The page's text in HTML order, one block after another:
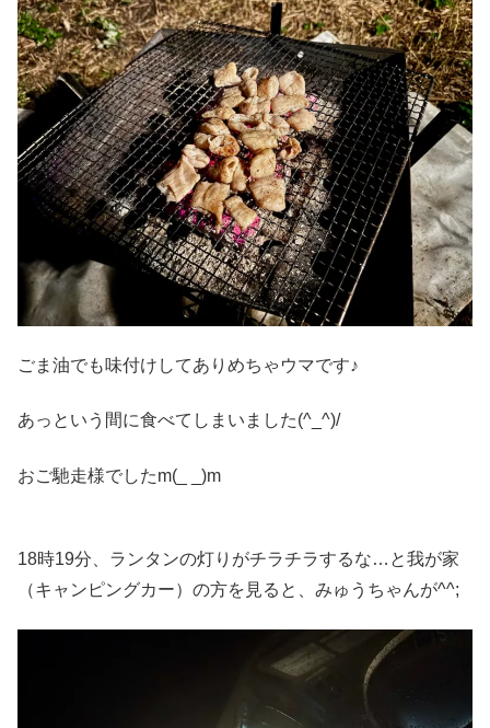
ごま油でも味付けしてありめちゃウマです♪
あっという間に食べてしまいました(^_^)/
おご馳走様でしたm(_ _)m
18時19分、ランタンの灯りがチラチラするな…と我が家
（キャンピングカー）の方を見ると、みゅうちゃんが^^;